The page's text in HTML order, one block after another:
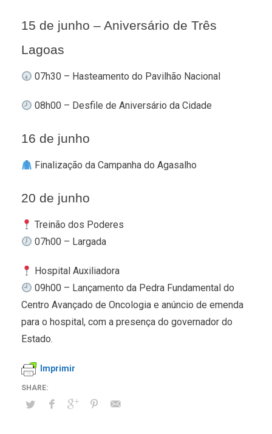
15 de junho – Aniversário de Três
Lagoas
07h30 – Hasteamento do Pavilhão Nacional
08h00 – Desfile de Aniversário da Cidade
16 de junho
Finalização da Campanha do Agasalho
20 de junho
Treinão dos Poderes
07h00 – Largada
Hospital Auxiliadora
09h00 – Lançamento da Pedra Fundamental do
Centro Avançado de Oncologia e anúncio de emenda
para o hospital, com a presença do governador do
Estado.
Imprimir